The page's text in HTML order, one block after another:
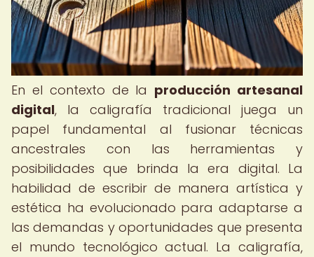
En el contexto de la producción artesanal
digital, la caligrafía tradicional juega un
papel fundamental al fusionar técnicas
ancestrales con las herramientas y
posibilidades que brinda la era digital. La
habilidad de escribir de manera artística y
estética ha evolucionado para adaptarse a
las demandas y oportunidades que presenta
el mundo tecnológico actual. La caligrafía,